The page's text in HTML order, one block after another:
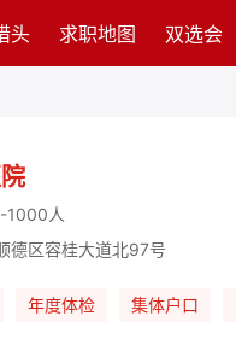
头 求职地图 双选会
1000人
德区容桂大道北97号
年度体检 集体户口